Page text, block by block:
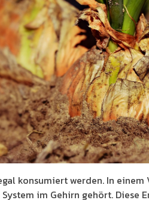
konsumiert werden. In
im Gehirn gehört. Diese